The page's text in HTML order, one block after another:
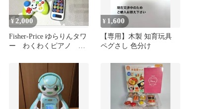
¥2,000
Fisher-Price ゆらりんタワ
ー わくわくピアノ コ
¥ 1,600
【専用】木製 知育玩具
ペグさし 色分け